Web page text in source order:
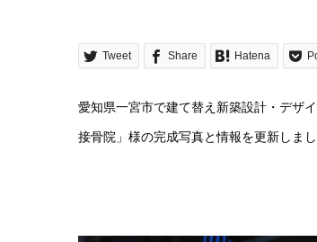
Tweet Share Hatena
愛知県一宮市で建て替え新築設計・デザ
接骨院」様の完成写真と情報を更新しまし